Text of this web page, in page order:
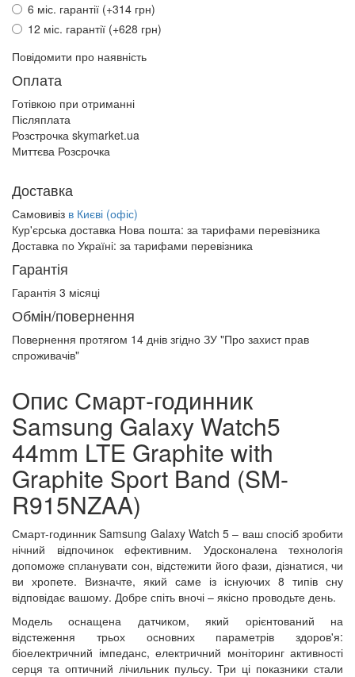
6 міс. гарантії (+314 грн)
12 міс. гарантії (+628 грн)
Повідомити про наявність
Оплата
Готівкою при отриманні
Післяплата
Розстрочка skymarket.ua
Миттєва Розсрочка
Доставка
Самовивіз в Києві (офіс)
Кур'єрська доставка Нова пошта: за тарифами перевізника
Доставка по Україні: за тарифами перевізника
Гарантія
Гарантія 3 місяці
Обмін/повернення
Повернення протягом 14 днів згідно ЗУ "Про захист прав
спроживачів"
Опис Смарт-годинник
Samsung Galaxy Watch5
44mm LTE Graphite with
Graphite Sport Band (SM-
R915NZAA)
Смарт-годинник Samsung Galaxy Watch 5 – ваш спосіб зробити
нічний відпочинок ефективним. Удосконалена технологія
допоможе спланувати сон, відстежити його фази, дізнатися, чи
ви хропете. Визначте, який саме із існуючих 8 типів сну
відповідає вашому. Добре спіть вночі – якісно проводьте день.
Модель оснащена датчиком, який орієнтований на
відстеження трьох основних параметрів здоров'я:
біоелектричний імпеданс, електричний моніторинг активності
серця та оптичний лічильник пульсу. Три ці показники стали